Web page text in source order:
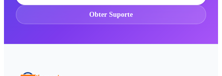
Obter Suporte